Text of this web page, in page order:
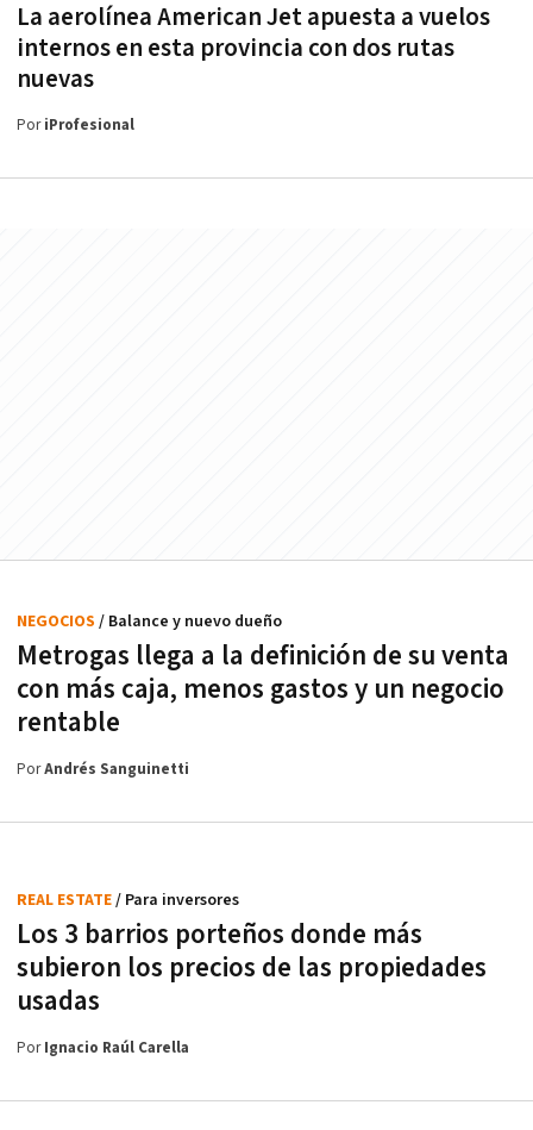
La aerolínea American Jet apuesta a vuelos
internos en esta provincia con dos rutas
nuevas
PoriProfesional
Metrogas llega a la definición de su venta
con más caja, menos gastos y un negocio
rentable
NEGOCIOS / Balance y nuevo dueño
PorAndrés Sanguinetti
Los 3 barrios porteños donde más
subieron los precios de las propiedades
usadas
REAL ESTATE/ Para inversores
PorIgnacio Raúl Carella